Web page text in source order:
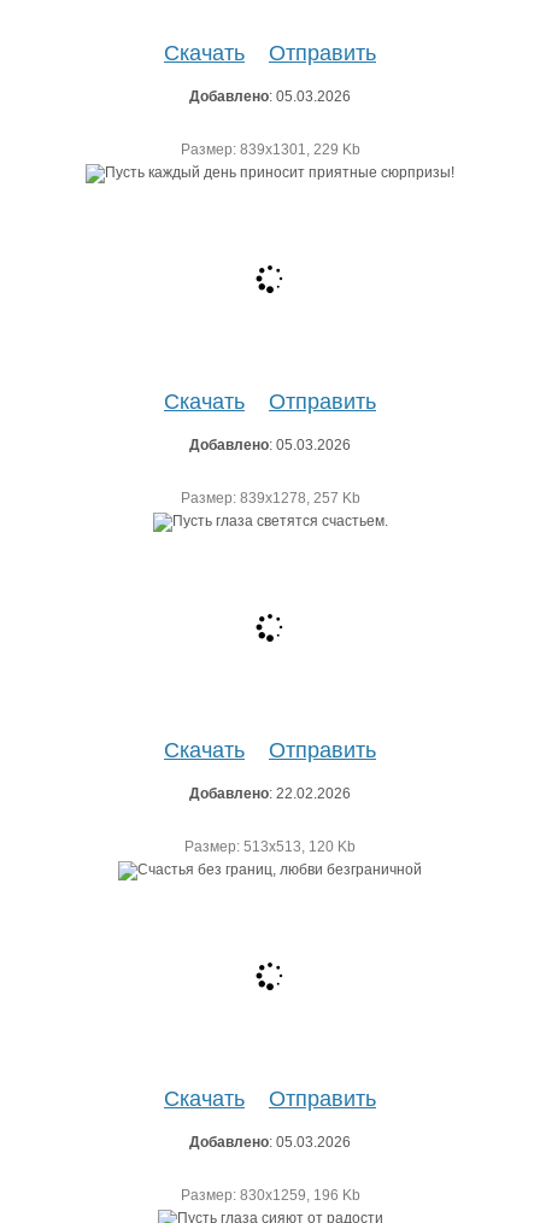
Скачать Отправить
Добавлено: 05.03.2026
Размер: 839х1301, 229 Kb
Скачать Отправить
Добавлено: 05.03.2026
Размер: 839х1278, 257 Kb
Скачать Отправить
Добавлено: 22.02.2026
Размер: 513х513, 120 Kb
Скачать Отправить
Добавлено: 05.03.2026
Размер: 830х1259, 196 Kb